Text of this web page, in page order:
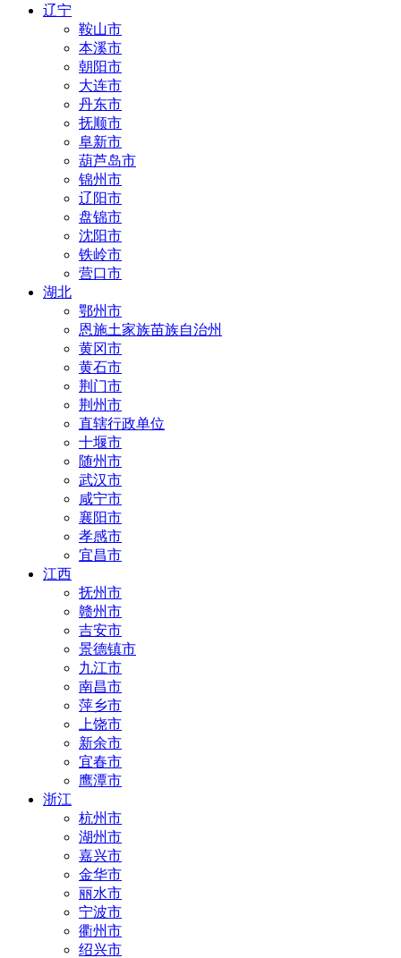
辽宁
鞍山市
本溪市
朝阳市
大连市
丹东市
抚顺市
阜新市
葫芦岛市
锦州市
辽阳市
盘锦市
沈阳市
铁岭市
营口市
湖北
鄂州市
恩施土家族苗族自治州
黄冈市
黄石市
荆门市
荆州市
直辖行政单位
十堰市
随州市
武汉市
咸宁市
襄阳市
孝感市
宜昌市
江西
抚州市
赣州市
吉安市
景德镇市
九江市
南昌市
萍乡市
上饶市
新余市
宜春市
鹰潭市
浙江
杭州市
湖州市
嘉兴市
金华市
丽水市
宁波市
衢州市
绍兴市